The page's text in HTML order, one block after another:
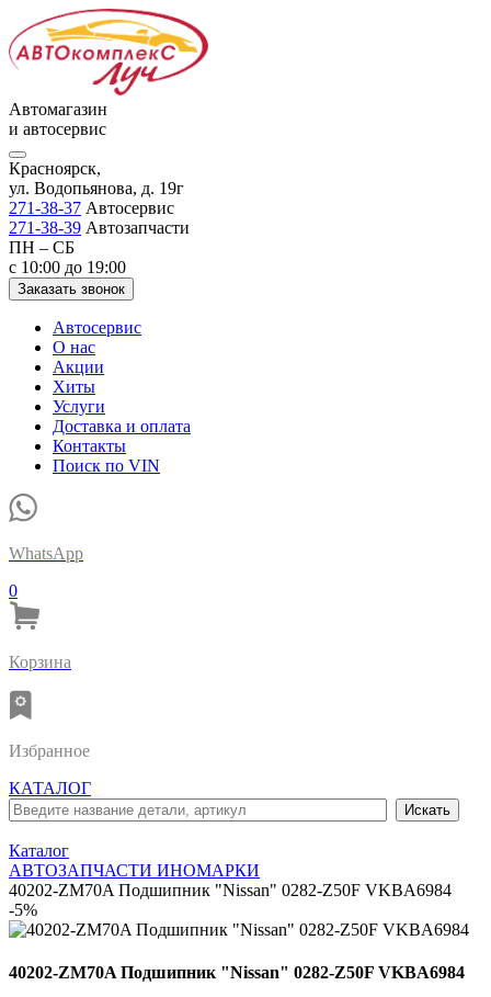
Автомагазин
и автосервис
Красноярск,
ул. Водопьянова, д. 19г
271-38-37 Автосервис
271-38-39 Автозапчасти
ПН – СБ
с 10:00 до 19:00
Заказать звонок
Автосервис
О нас
Акции
Хиты
Услуги
Доставка и оплата
Контакты
Поиск по VIN
WhatsApp
0
Корзина
Избранное
КАТАЛОГ
Каталог
АВТОЗАПЧАСТИ ИНОМАРКИ
40202-ZM70A Подшипник "Nissan" 0282-Z50F VKBA6984
-5%
40202-ZM70A Подшипник "Nissan" 0282-Z50F VKBA6984